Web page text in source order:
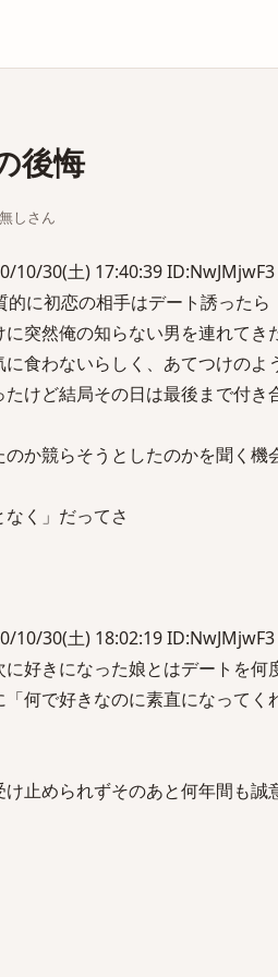
後悔
しさん
10/30(土) 17:40:39 ID:NwJMjwF3
に初恋の相手はデート誘った
突然俺の知らない男を連れてき
食わないらしく、あてつけのよ
けど結局その日は最後まで付き
か競らそうとしたのかを聞く機
く」だってさ
10/30(土) 18:02:19 ID:NwJMjwF3
好きになった娘とはデートを
何で好きなのに素直になって
止められずそのあと何年間も誠